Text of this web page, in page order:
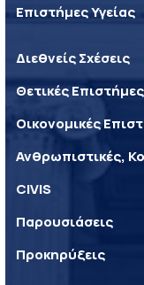
Επιστήμες Υγείας
Διεθνείς Σχέσεις
Θετικές
Οικονομικές
Ανθρωπιστικές,
CIVIS
Παρουσιάσεις
Προκηρύξεις